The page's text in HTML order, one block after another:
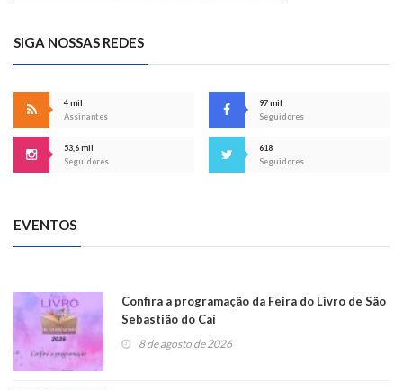
SIGA NOSSAS REDES
4 mil
Assinantes
97 mil
Seguidores
53,6 mil
Seguidores
618
Seguidores
EVENTOS
Confira a programação da Feira do Livro de São
Sebastião do Caí
8 de agosto de 2026